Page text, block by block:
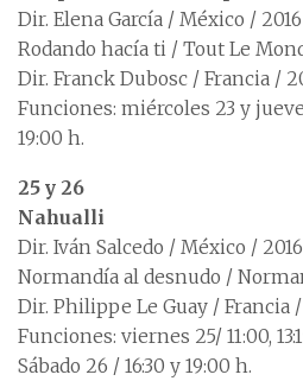
Dir. Elena García / México /
Rodando hacía ti / Tout Le
Dir. Franck Dubosc / Francia /
Funciones: miércoles 23 y jueves
19:00 h.
25 y 26
Nahualli
Dir. Iván Salcedo / México /
Normandía al desnudo /
Dir. Philippe Le Guay / Francia
Funciones: viernes 25/ 11:00,
Sábado 26 / 16:30 y 19:00 h.